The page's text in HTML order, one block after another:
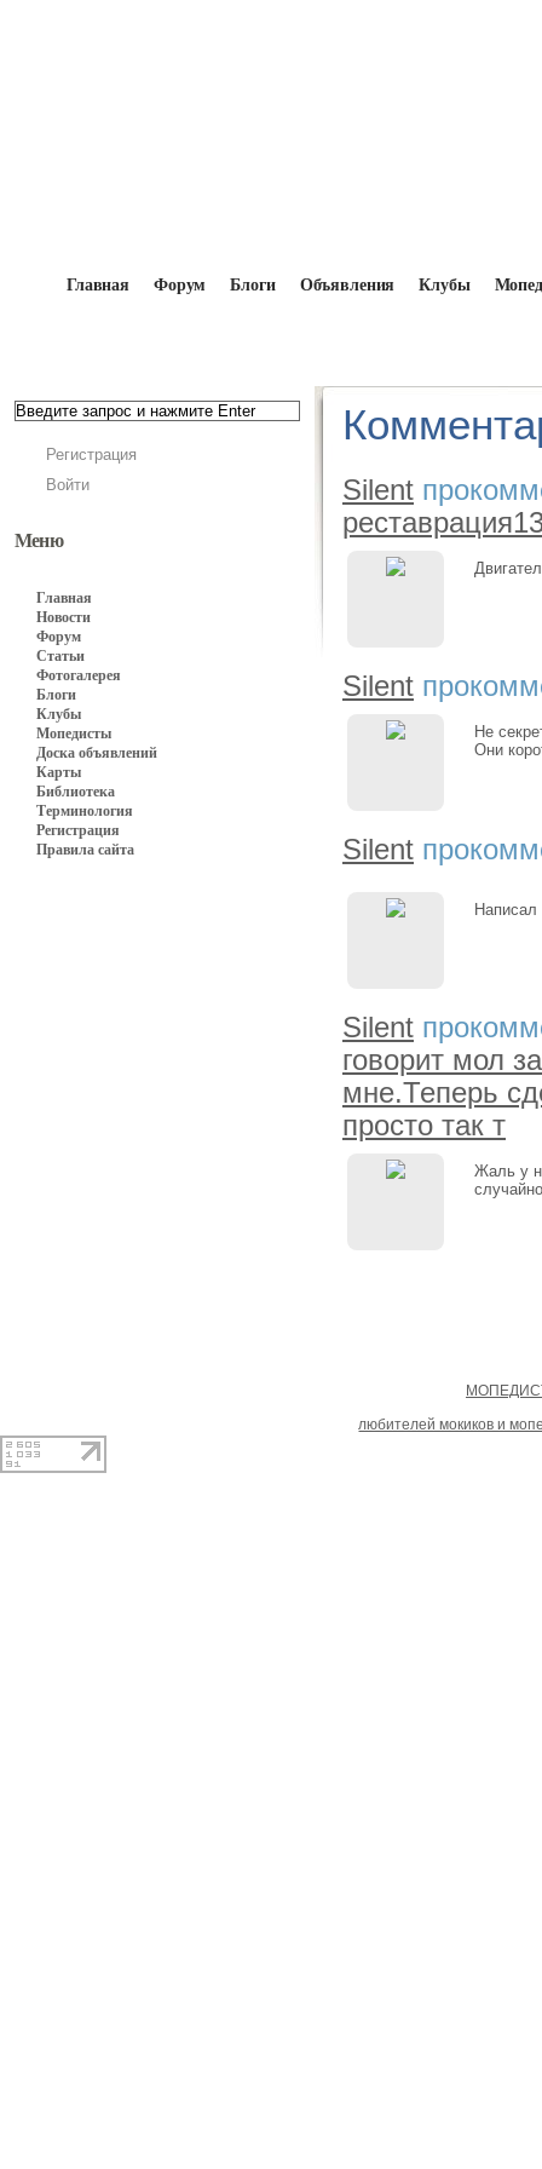
Главная Форум Блоги Объявления Клубы
Регистрация
Войти
Меню
Главная
Новости
Форум
Статьи
Фотогалерея
Блоги
Клубы
Мопедисты
Доска объявлений
Карты
Библиотека
Терминология
Регистрация
Правила сайта
Silent
Silent
Не
Они
Silent
Написал
Silent
говорит мол
мне.Теперь
просто так т
Жаль у
любителей мокиков и